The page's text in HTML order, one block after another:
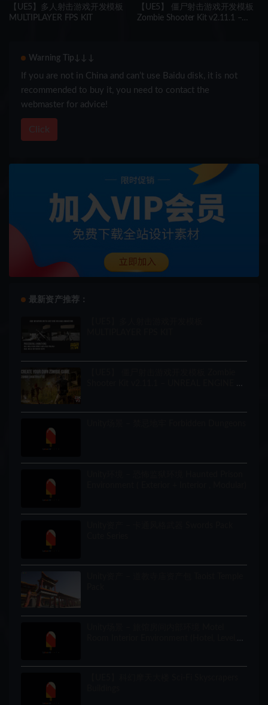
【UE5】多人射击游戏开发模板
MULTIPLAYER FPS KIT
【UE5】 僵尸射击游戏开发模板
Zombie Shooter Kit v2.11.1 –
Warning Tip↓↓↓
If you are not in China and can’t use Baidu disk, it is not
recommended to buy it, you need to contact the
webmaster for advice!
Click
最新资产推荐：
Shooter Kit v2.11.1 – UNREAL ENGINE 5